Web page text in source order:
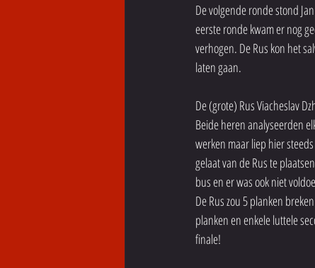
De volgende ronde stond
eerste ronde kwam er nog
verhogen. De Rus kon het
laten gaan.
De (grote) Rus Viacheslav
Beide heren analyseerden
werken maar liep hier
gelaat van de Rus te
bus en er was ook niet
De Rus zou 5 planken
planken en enkele luttele
finale!